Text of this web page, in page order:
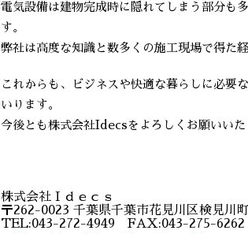
電気設備は建物完成時に隠れてしまう部分も
す。
弊社は高度な知識と数多くの施工現場で得た
これからも、ビジネスや快適な暮らしに必要
いります。
今後とも株式会社Idecsをよろしくお願いいた
株式会社Ｉｄｅｃｓ
〒262-0023 千葉県千葉市花見川区検見川
TEL:043-272-4949 FAX:043-275-6262